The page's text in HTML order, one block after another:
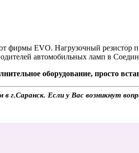
фирмы EVO. Нагрузочный резистор
автомобильных ламп в
оборудование, просто
г.Саранск. Если у Вас возникнут